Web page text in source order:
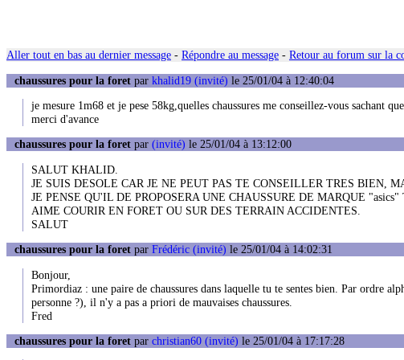
Aller tout en bas au dernier message - Répondre au message - Retour au forum sur la
chaussures pour la foret par khalid19 (invité) le 25/01/04 à 12:40:04
je mesure 1m68 et je pese 58kg,quelles chaussures me conseillez-vous sachant
merci d'avance
chaussures pour la foret par (invité) le 25/01/04 à 13:12:00
SALUT KHALID.
JE SUIS DESOLE CAR JE NE PEUT PAS TE CONSEILLER TRES BIEN,
JE PENSE QU'IL DE PROPOSERA UNE CHAUSSURE DE MARQUE
AIME COURIR EN FORET OU SUR DES TERRAIN ACCIDENTES.
SALUT
chaussures pour la foret par Frédéric (invité) le 25/01/04 à 14:02:31
Bonjour,
Primordiaz : une paire de chaussures dans laquelle tu te sentes bien. Par ordre
personne ?), il n'y a pas a priori de mauvaises chaussures.
Fred
chaussures pour la foret par christian60 (invité) le 25/01/04 à 17:17:28